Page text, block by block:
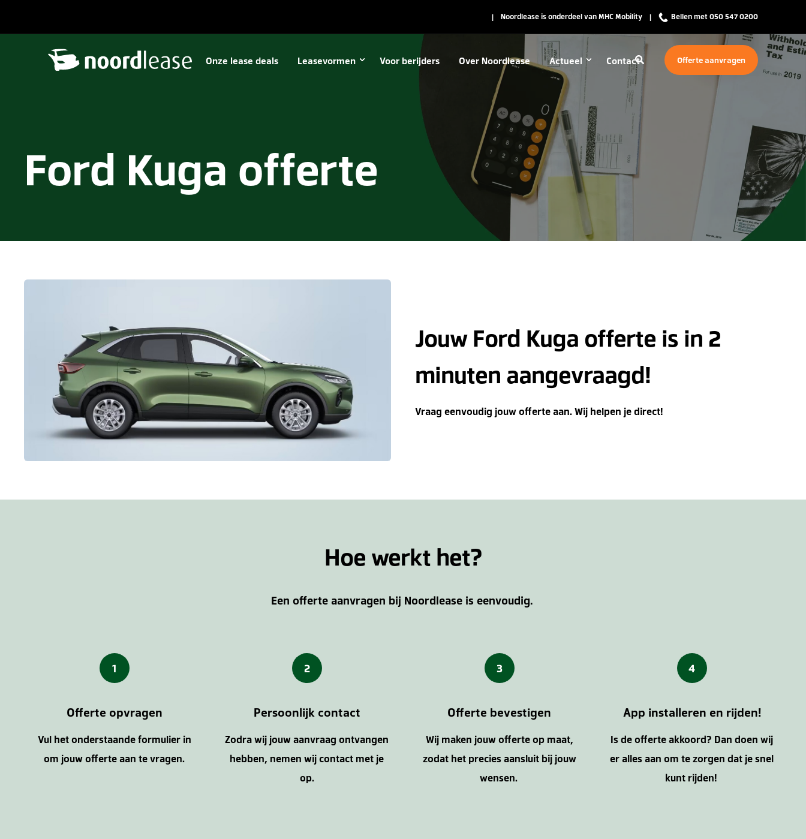
Noordlease is onderdeel van MHC Mobility Bellen met 050 547 0200
Onze lease deals Leasevormen Voor berijders Over Noordlease Actueel Contact Offerte aanvragen
Ford Kuga offerte
Jouw Ford Kuga offerte is in 2
minuten aangevraagd!
Vraag eenvoudig jouw offerte aan. Wij helpen je direct!
Hoe werkt het?
Een offerte aanvragen bij Noordlease is eenvoudig.
1
Offerte opvragen
Vul het onderstaande formulier in
om jouw offerte aan te vragen.
2
Persoonlijk contact
Zodra wij jouw aanvraag ontvangen
hebben, nemen wij contact met je
op.
3
Offerte bevestigen
Wij maken jouw offerte op maat,
zodat het precies aansluit bij jouw
wensen.
4
App installeren en rijden!
Is de offerte akkoord? Dan doen wij
er alles aan om te zorgen dat je snel
kunt rijden!